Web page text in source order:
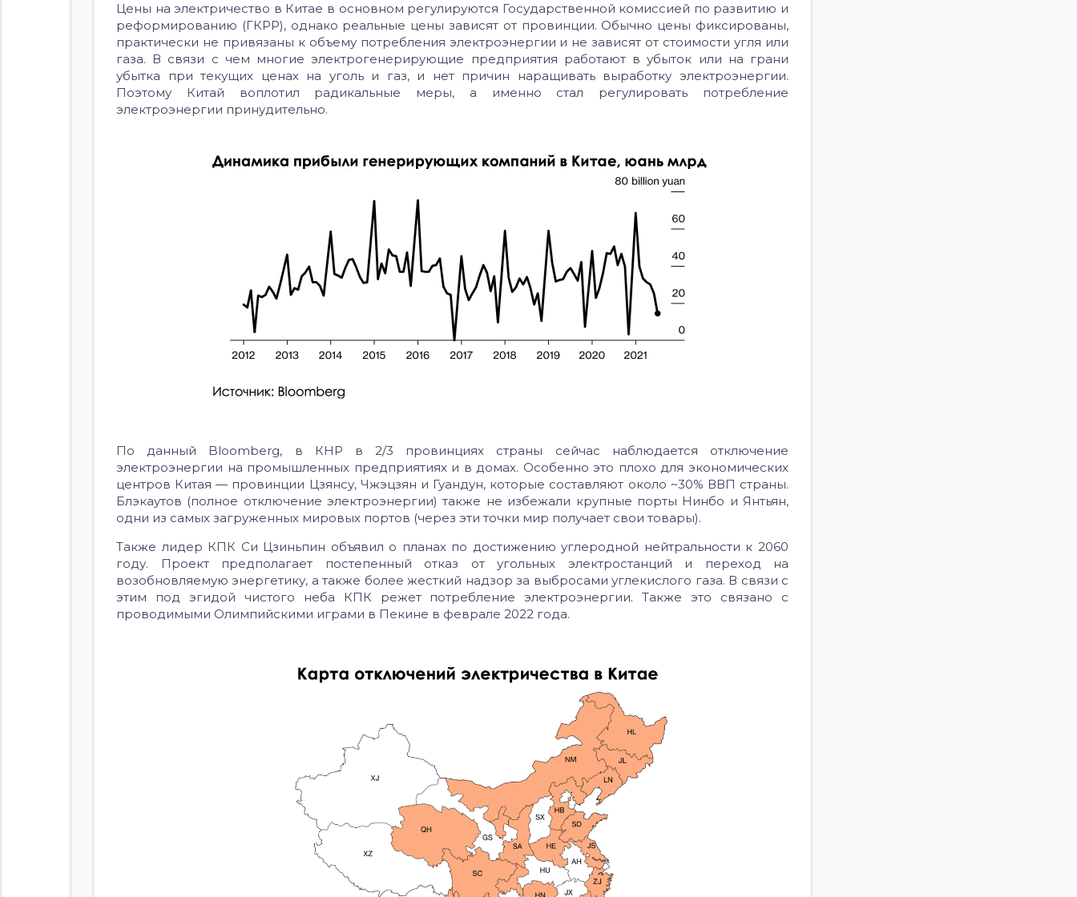
Цены на электричество в Китае в основном регулируются Государственной комиссией по развитию и
реформированию (ГКРР), однако реальные цены зависят от провинции. Обычно цены фиксированы,
практически не привязаны к объему потребления электроэнергии и не зависят от стоимости угля или
газа. В связи с чем многие электрогенерирующие предприятия работают в убыток или на грани
убытка при текущих ценах на уголь и газ, и нет причин наращивать выработку электроэнергии.
Поэтому Китай воплотил радикальные меры, а именно стал регулировать потребление
электроэнергии принудительно.
По данный Bloomberg, в КНР в 2/3 провинциях страны сейчас наблюдается отключение
электроэнергии на промышленных предприятиях и в домах. Особенно это плохо для экономических
центров Китая — провинции Цзянсу, Чжэцзян и Гуандун, которые составляют около ~30% ВВП страны.
Блэкаутов (полное отключение электроэнергии) также не избежали крупные порты Нинбо и Янтьян,
одни из самых загруженных мировых портов (через эти точки мир получает свои товары).
Также лидер КПК Си Цзиньпин объявил о планах по достижению углеродной нейтральности к 2060
году. Проект предполагает постепенный отказ от угольных электростанций и переход на
возобновляемую энергетику, а также более жесткий надзор за выбросами углекислого газа. В связи с
этим под эгидой чистого неба КПК режет потребление электроэнергии. Также это связано с
проводимыми Олимпийскими играми в Пекине в феврале 2022 года.